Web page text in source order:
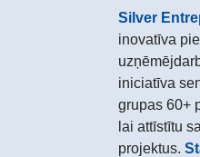
Silver
inovatīva
iniciatīva
grupas 60+
lai attīstītu
projektus.